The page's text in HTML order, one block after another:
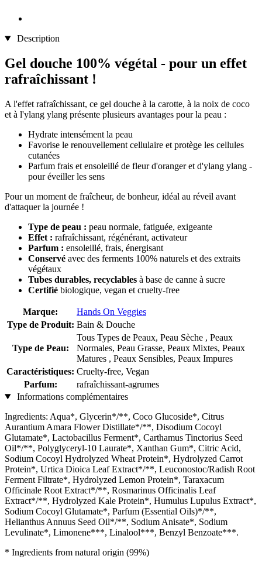
Description
Gel douche 100% végétal - pour un effet
rafraîchissant !
A l'effet rafraîchissant, ce gel douche à la carotte, à la noix de coco
et à l'ylang ylang présente plusieurs avantages pour la peau :
Hydrate intensément la peau
Favorise le renouvellement cellulaire et protège les cellules
cutanées
Parfum frais et ensoleillé de fleur d'oranger et d'ylang ylang -
pour éveiller les sens
Pour un moment de fraîcheur, de bonheur, idéal au réveil avant
d'attaquer la journée !
Type de peau : peau normale, fatiguée, exigeante
Effet : rafraîchissant, régénérant, activateur
Parfum : ensoleillé, frais, énergisant
Conservé avec des ferments 100% naturels et des extraits
végétaux
Tubes durables, recyclables à base de canne à sucre
Certifié biologique, vegan et cruelty-free
Marque:
Hands On Veggies
Type de Produit: Bain & Douche
Type de Peau:
Tous Types de Peaux, Peau Sèche , Peaux
Normales, Peau Grasse, Peaux Mixtes, Peaux
Matures , Peaux Sensibles, Peaux Impures
Caractéristiques: Cruelty-free, Vegan
Parfum:
rafraîchissant-agrumes
Informations complémentaires
Ingredients: Aqua*, Glycerin*/**, Coco Glucoside*, Citrus
Aurantium Amara Flower Distillate*/**, Disodium Cocoyl
Glutamate*, Lactobacillus Ferment*, Carthamus Tinctorius Seed
Oil*/**, Polyglyceryl-10 Laurate*, Xanthan Gum*, Citric Acid,
Sodium Cocoyl Hydrolyzed Wheat Protein*, Hydrolyzed Carrot
Protein*, Urtica Dioica Leaf Extract*/**, Leuconostoc/Radish Root
Ferment Filtrate*, Hydrolyzed Lemon Protein*, Taraxacum
Officinale Root Extract*/**, Rosmarinus Officinalis Leaf
Extract*/**, Hydrolyzed Kale Protein*, Humulus Lupulus Extract*,
Sodium Cocoyl Glutamate*, Parfum (Essential Oils)*/**,
Helianthus Annuus Seed Oil*/**, Sodium Anisate*, Sodium
Levulinate*, Limonene***, Linalool***, Benzyl Benzoate***.
* Ingredients from natural origin (99%)